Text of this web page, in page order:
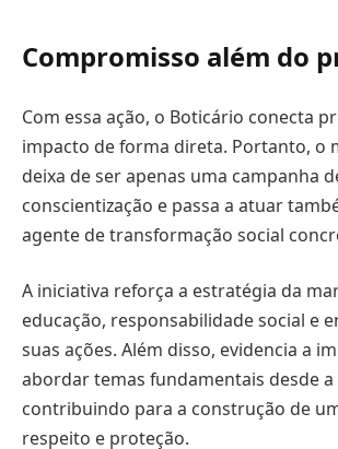
Compromisso além do
Com essa ação, o Boticário conecta
impacto de forma direta. Portanto, o
deixa de ser apenas uma campanha
conscientização e passa a atuar
agente de transformação social
A iniciativa reforça a estratégia da
educação, responsabilidade social e
suas ações. Além disso, evidencia a
abordar temas fundamentais desde a
contribuindo para a construção de
respeito e proteção.